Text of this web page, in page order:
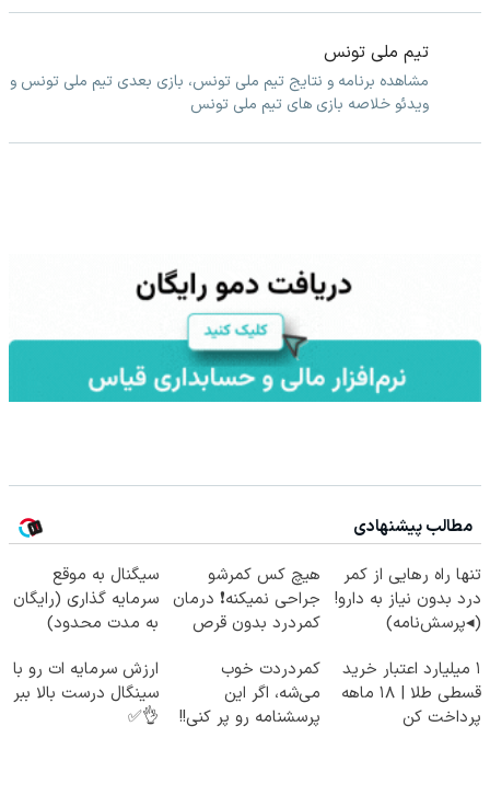
تیم ملی تونس
مشاهده برنامه و نتایج تیم ملی تونس، بازی بعدی تیم ملی تونس و
ویدئو خلاصه بازی های تیم ملی تونس
مطالب پیشنهادی
تنها راه رهایی از کمر
درد بدون نیاز به دارو!
(◂پرسش‌نامه)
هیچ کس کمرشو
جراحی نمیکنه❗ درمان
کمردرد بدون قرص
سیگنال به موقع
سرمایه گذاری (رایگان
به مدت محدود)
۱ میلیارد اعتبار خرید
قسطی طلا | ۱۸ ماهه
پرداخت کن
کمردردت خوب
می‌شه، اگر این
پرسشنامه رو پر کنی!!
ارزش سرمایه ات رو با
سینگال درست بالا ببر
👌✅